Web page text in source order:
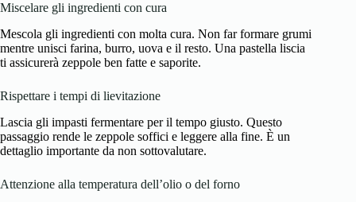
Miscelare gli ingredienti con cura
Mescola gli ingredienti con molta cura. Non far formare grumi
mentre unisci farina, burro, uova e il resto. Una pastella liscia
ti assicurerà zeppole ben fatte e saporite.
Rispettare i tempi di lievitazione
Lascia gli impasti fermentare per il tempo giusto. Questo
passaggio rende le zeppole soffici e leggere alla fine. È un
dettaglio importante da non sottovalutare.
Attenzione alla temperatura dell’olio o del forno